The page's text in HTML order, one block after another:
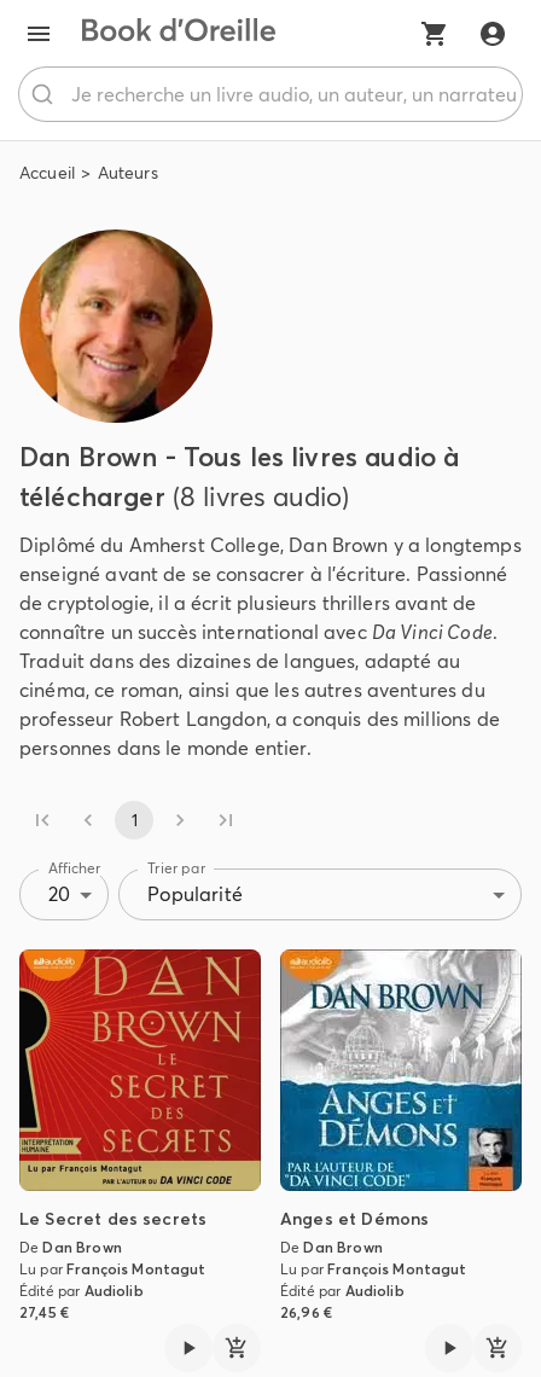
Accueil Auteurs
Dan Brown - Tous les livres audio à
télécharger (8 livres audio)
Diplômé du Amherst College, Dan Brown y a longtemps
enseigné avant de se consacrer à l’écriture. Passionné
de cryptologie, il a écrit plusieurs thrillers avant de
connaître un succès international avec Da Vinci Code.
Traduit dans des dizaines de langues, adapté au
cinéma, ce roman, ainsi que les autres aventures du
professeur Robert Langdon, a conquis des millions de
personnes dans le monde entier.
1
Afficher
20
Trier par
Popularité
Le Secret des secrets
DeDan Brown
Lu parFrançois Montagut
Édité par Audiolib
27,45 €
Anges et Démons
DeDan Brown
Lu parFrançois Montagut
Édité par Audiolib
26,96 €